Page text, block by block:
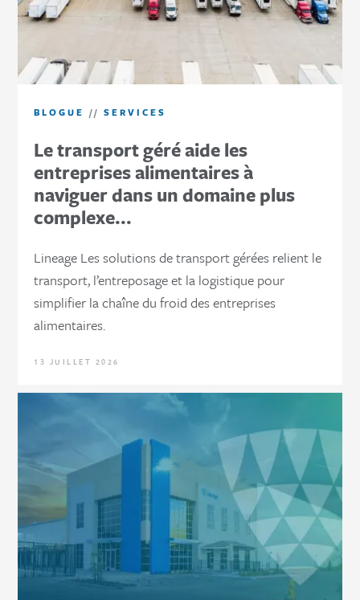
BLOGUE //SERVICES
Le transport géré aide les
entreprises alimentaires à
naviguer dans un domaine plus
complexe...
Lineage Les solutions de transport gérées relient le
transport, l’entreposage et la logistique pour
simplifier la chaîne du froid des entreprises
alimentaires.
13 JUILLET 2026